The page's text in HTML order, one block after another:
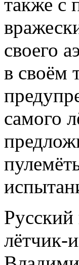
также с
своего
в своём
самого
лётчик-